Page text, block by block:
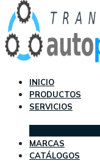
INICIO
PRODUCTOS
SERVICIOS
MARCAS
CATÁLOGOS